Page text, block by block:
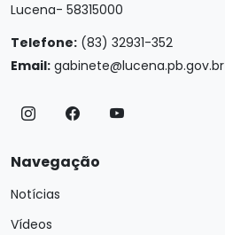
Lucena- 58315000
Telefone: (83) 32931-352
Email: gabinete@lucena.pb.gov.br
Navegação
Notícias
Vídeos